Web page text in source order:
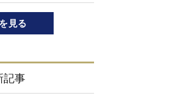
見る
記事